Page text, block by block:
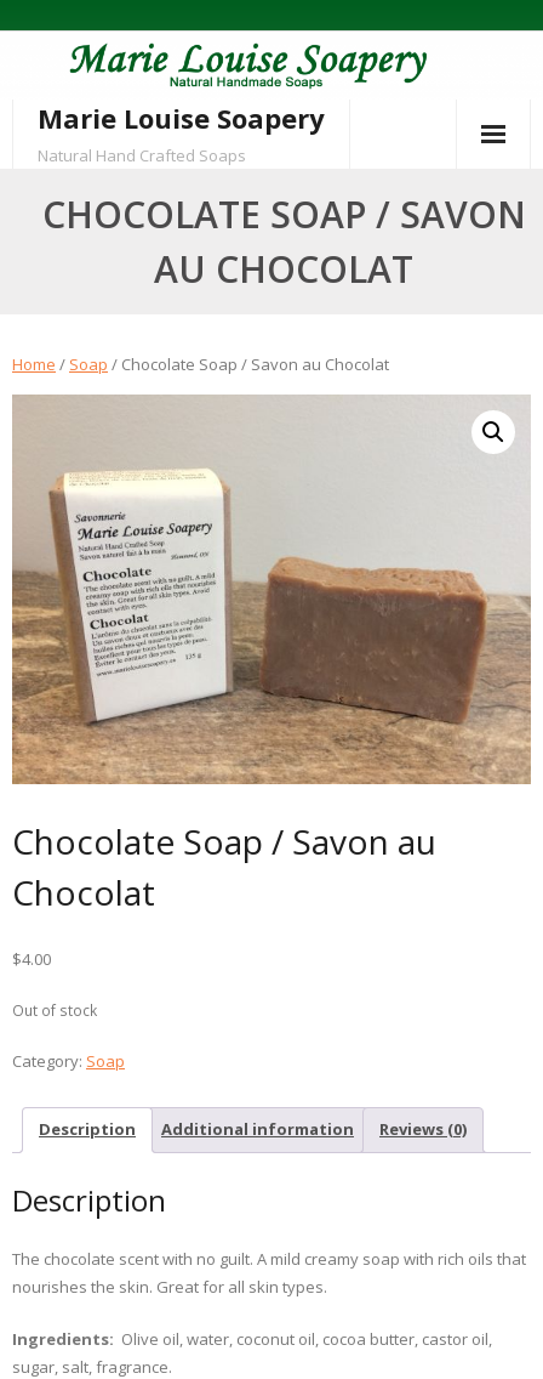
Marie Louise Soapery
Natural Hand Crafted Soaps
CHOCOLATE SOAP / SAVON
AU CHOCOLAT
Home / Soap / Chocolate Soap / Savon au Chocolat
Chocolate Soap / Savon au
Chocolat
$4.00
Out of stock
Category: Soap
Description Additional information Reviews (0)
Description
The chocolate scent with no guilt. A mild creamy soap with rich oils that
nourishes the skin. Great for all skin types.
Ingredients: Olive oil, water, coconut oil, cocoa butter, castor oil,
sugar, salt, fragrance.